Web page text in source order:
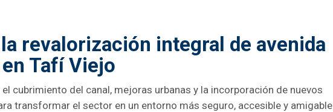
revalorización integral de avenida
Tafí Viejo
cubrimiento del canal, mejoras urbanas y la incorporación de nuevos
transformar el sector en un entorno más seguro, accesible y amigable